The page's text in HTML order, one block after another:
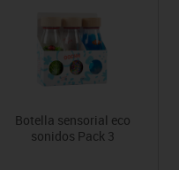
Botella sensorial eco
sonidos Pack 3